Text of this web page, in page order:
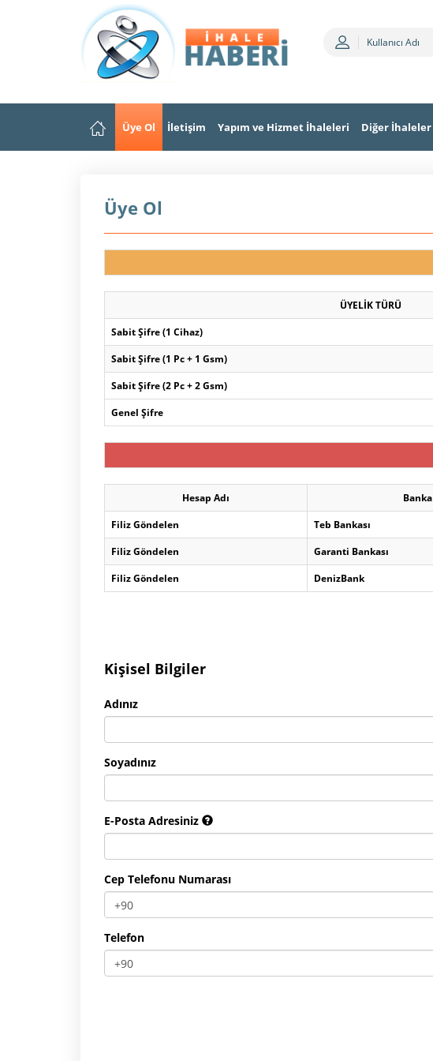
Üye Ol İletişim Yapım ve Hizmet İhaleleri Diğer İhaleler
Üye Ol
ÜYELİK TÜRÜ
Sabit Şifre (1 Cihaz)
Sabit Şifre (1 Pc + 1 Gsm)
Sabit Şifre (2 Pc + 2 Gsm)
Genel Şifre
Hesap Adı Banka
Filiz Göndelen
Teb Bankası
Filiz Göndelen
Garanti Bankası
Filiz Göndelen
DenizBank
Kişisel Bilgiler
Adınız
Soyadınız
E-Posta Adresiniz
Cep Telefonu Numarası
Telefon